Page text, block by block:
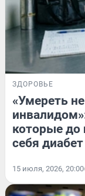
ЗДОРОВЬЕ
«Умереть
которые до
себя диабет
15 июля, 2026, 20:00